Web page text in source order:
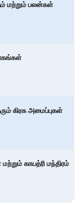
மற்றும் பலன்கள்
கிரக அமைப்புகள்
காயத்ரி மந்திரம்